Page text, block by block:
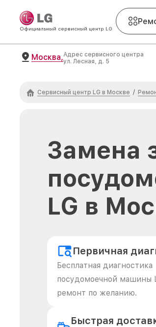
Официальный сервисный центр LG
Москва,Адрес сервисного центра
ул. Лесная, д. 5
Сервисный центр LG в Москве /
Замена
LG в
Первичная
Бесплатная диагностика
посудомоечной машины
ремонт по желанию.
Быстрая